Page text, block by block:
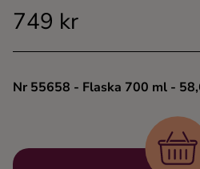
Tequila
749 kr
Nr 55658 - Flaska 700 ml -